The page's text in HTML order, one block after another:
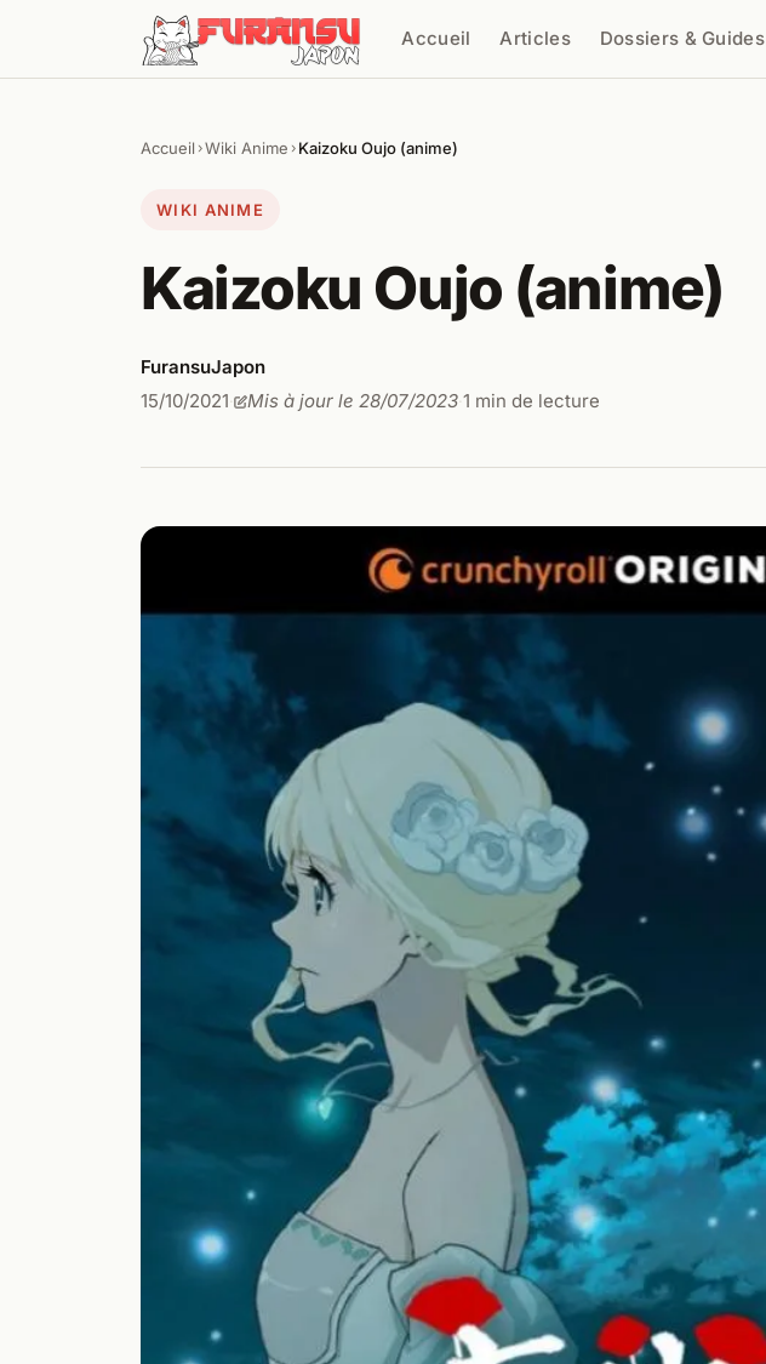
Aller au contenu
Accueil Articles Dossiers & Guides
Accueil ›Wiki Anime › Kaizoku Oujo (anime)
WIKI ANIME
Kaizoku Oujo (anime)
FuransuJapon
15/10/2021· Mis à jour le 28/07/2023·1 min de lecture